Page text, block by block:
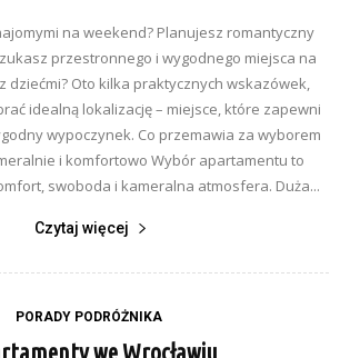
na weekend? Planujesz romantyczny
przestronnego i wygodnego miejsca na
dziećmi? Oto kilka praktycznych wskazówek,
idealną lokalizację – miejsce, które zapewni
wypoczynek. Co przemawia za wyborem
i komfortowo Wybór apartamentu to
swoboda i kameralna atmosfera. Duża...
Czytaj więcej
PORADY PODRÓŻNIKA
we Wrocławiu